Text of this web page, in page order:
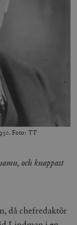
Foto: TT
och knappast
då chefredaktör